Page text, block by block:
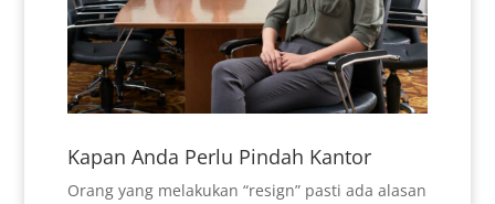
Kapan Anda Perlu Pindah Kantor
Orang yang melakukan “resign” pasti ada alasan